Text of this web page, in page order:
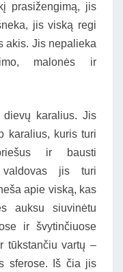
prasižengimą, jis
jis viską regi
akis. Jis nepalieka
malonės ir
karalius. Jis
karalius, kuris turi
ir bausti
jis turi
apie viską, kas
auksu siuvinėtu
ir švytinčiuose
tūkstančiu vartų –
sferose. Iš čia jis